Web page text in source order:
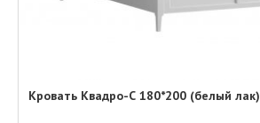
Кровать Квадро-С 180*200 (белый лак)